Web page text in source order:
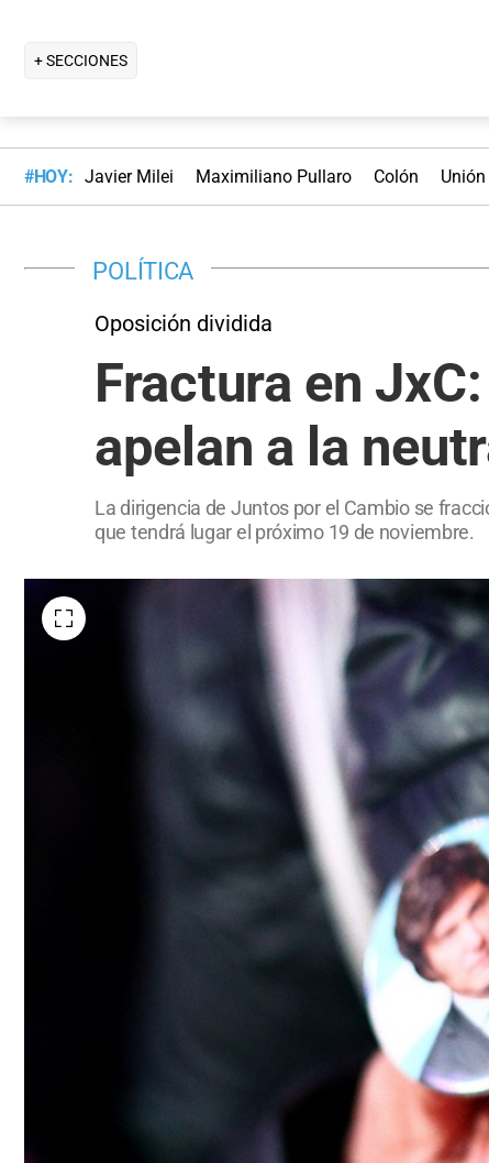
+ SECCIONES
#HOY: Javier Milei Maximiliano Pullaro Colón Unión
POLÍTICA
Oposición dividida
Fractura en
apelan a la
La dirigencia de Juntos por el Cambio se
que tendrá lugar el próximo 19 de noviembre.